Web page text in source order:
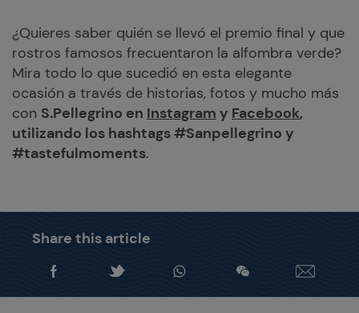
¿Quieres saber quién se llevó el premio final y que
rostros famosos frecuentaron la alfombra verde?
Mira todo lo que sucedió en esta elegante
ocasión a través de historias, fotos y mucho más
con S.Pellegrino en Instagram y Facebook,
utilizando los hashtags #Sanpellegrino y
#tastefulmoments.
Share this article